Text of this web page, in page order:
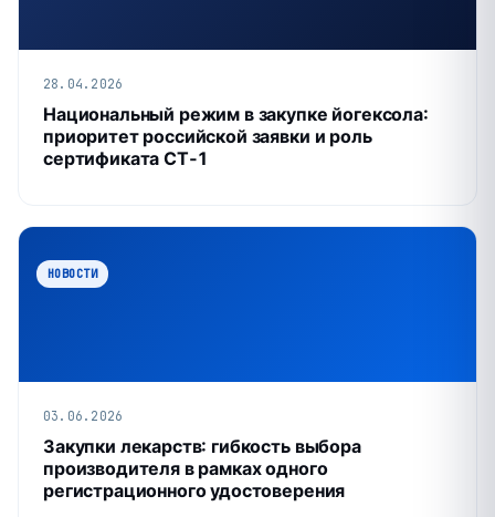
28.04.2026
Национальный режим в закупке йогексола:
приоритет российской заявки и роль
сертификата СТ‑1
НОВОСТИ
03.06.2026
Закупки лекарств: гибкость выбора
производителя в рамках одного
регистрационного удостоверения